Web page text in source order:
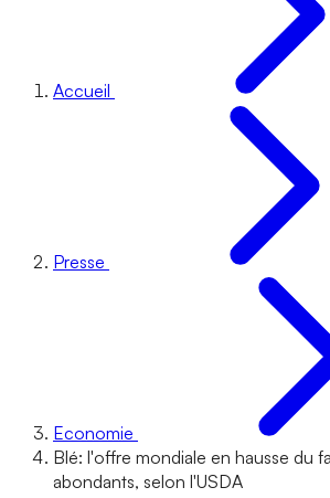
Accueil
Presse
Economie
Blé: l'offre mondiale en hausse du
abondants, selon l'USDA